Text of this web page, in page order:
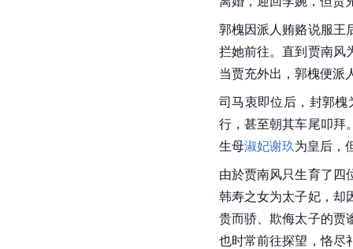
郭槐因派人贿赂说服王
拦她前往。直到贾南风
当贾充外出，郭槐便派
司马衷即位后，封郭
行，甚至朝其车尾叩拜
生母淑妃谢玖 为皇后，
由於贾南风只生育了四
韩寿之女为太子妃，却
贵而骄、欺侮太子的贾
也时常前往探望，恪尽